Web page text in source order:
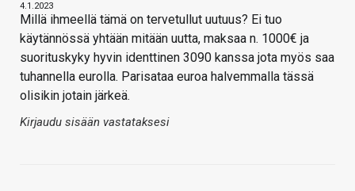
4.1.2023
Millä ihmeellä tämä on tervetullut uutuus? Ei tuo
käytännössä yhtään mitään uutta, maksaa n. 1000€ ja
suorituskyky hyvin identtinen 3090 kanssa jota myös saa
tuhannella eurolla. Parisataa euroa halvemmalla tässä
olisikin jotain järkeä.
Kirjaudu sisään vastataksesi